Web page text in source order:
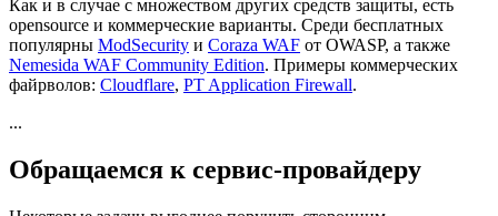
Как и в случае с множеством других средств защиты, есть
opensource и коммерческие варианты. Среди бесплатных
популярны ModSecurity и Coraza WAF от OWASP, а также
Nemesida WAF Community Edition. Примеры коммерческих
файрволов: Cloudflare, PT Application Firewall.
...
Обращаемся к сервис-провайдеру